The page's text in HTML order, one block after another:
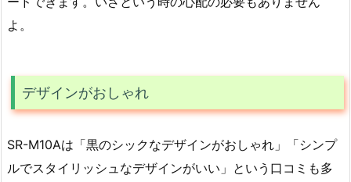
よ。
デザインがおしゃれ
SR-M10Aは「黒のシックなデザインがおしゃれ」「シンプ
ルでスタイリッシュなデザインがいい」という口コミも多